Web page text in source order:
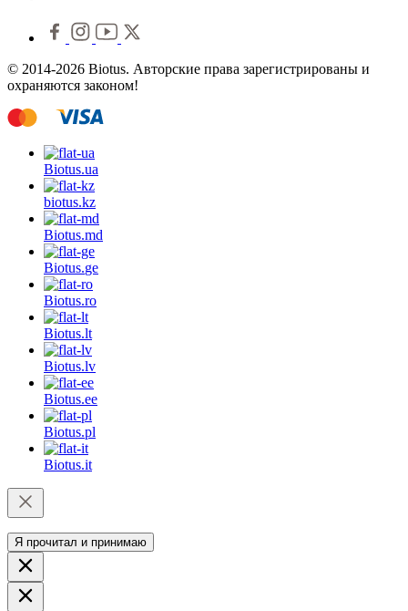
© 2014-2026 Biotus. Авторские права зарегистрированы и
охраняются законом!
Biotus.ua
biotus.kz
Biotus.md
Biotus.ge
Biotus.ro
Biotus.lt
Biotus.lv
Biotus.ee
Biotus.pl
Biotus.it
Я прочитал и принимаю